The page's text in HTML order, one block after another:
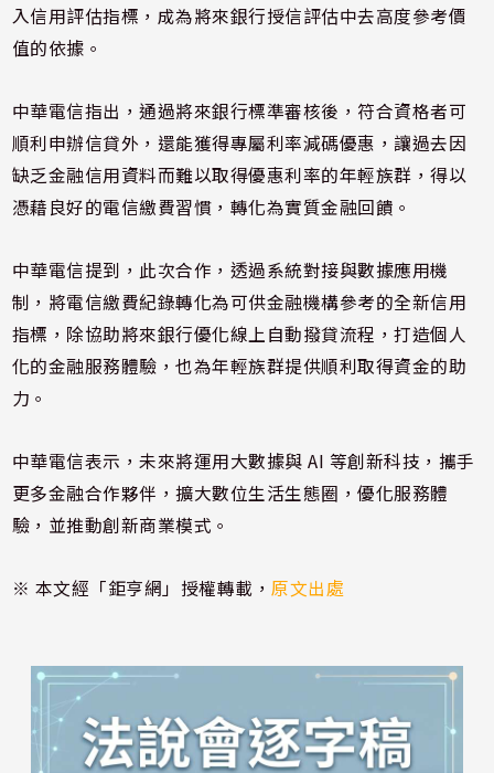
入信用評估指標，成為將來銀行授信評估中去高度參考價
值的依據。
中華電信指出，通過將來銀行標準審核後，符合資格者可
順利申辦信貸外，還能獲得專屬利率減碼優惠，讓過去因
缺乏金融信用資料而難以取得優惠利率的年輕族群，得以
憑藉良好的電信繳費習慣，轉化為實質金融回饋。
中華電信提到，此次合作，透過系統對接與數據應用機
制，將電信繳費紀錄轉化為可供金融機構參考的全新信用
指標，除協助將來銀行優化線上自動撥貸流程，打造個人
化的金融服務體驗，也為年輕族群提供順利取得資金的助
力。
中華電信表示，未來將運用大數據與 AI 等創新科技，攜手
更多金融合作夥伴，擴大數位生活生態圈，優化服務體
驗，並推動創新商業模式。
※ 本文經「鉅亨網」授權轉載，原文出處